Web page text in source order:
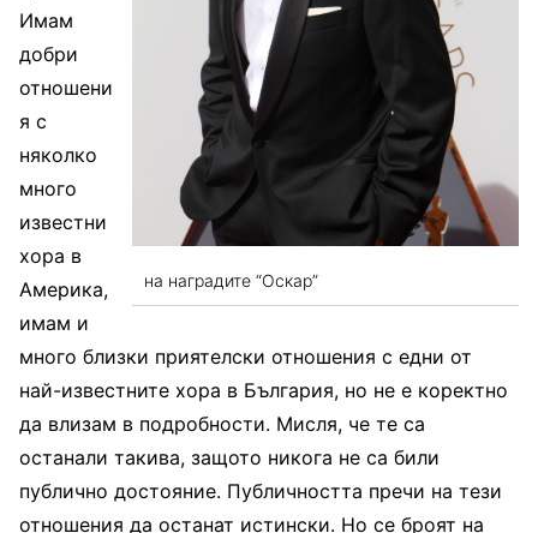
на наградите “Оскар”
Имам
добри
отношени
я с
няколко
много
известни
хора в
Америка,
имам и
много близки приятелски отношения с едни от
най-известните хора в България, но не е коректно
да влизам в подробности. Мисля, че те са
останали такива, защото никога не са били
публично достояние. Публичността пречи на тези
отношения да останат истински. Но се броят на